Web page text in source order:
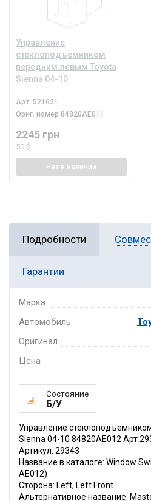
Управление
стеклоподъемником
передним левым Toyota
Sienna 04-10
Арт. 521621
Ориг. номер 84820AE011
2245 грн
50 $
Нет в наличии
Подробности
Гарантии
Марка
Автомобиль
Оригинал
Цена
Состояние
Б/У
Управление
Sienna 04-10 84820AE012 Арт
Артикул: 29343
Название в каталоге: Window
AE012)
Сторона: Left, Left Front
Альтернативное название: